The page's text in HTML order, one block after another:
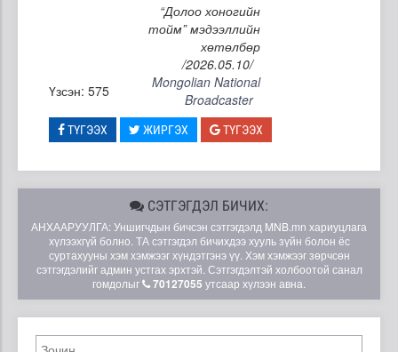
“Долоо хоногийн
тойм” мэдээллийн
хөтөлбөр
/2026.05.10/
Үзсэн: 575
Mongolian National
Broadcaster
ТҮГЭЭХ ЖИРГЭХ ТҮГЭЭХ
СЭТГЭГДЭЛ БИЧИХ:
АНХААРУУЛГА: Уншигчдын бичсэн сэтгэгдэлд MNB.mn хариуцлага
хүлээхгүй болно. ТА сэтгэгдэл бичихдээ хууль зүйн болон ёс
суртахууны хэм хэмжээг хүндэтгэнэ үү. Хэм хэмжээг зөрчсөн
сэтгэгдэлийг админ устгах эрхтэй. Сэтгэгдэлтэй холбоотой санал
гомдолыг
70127055 утсаар хүлээн авна.